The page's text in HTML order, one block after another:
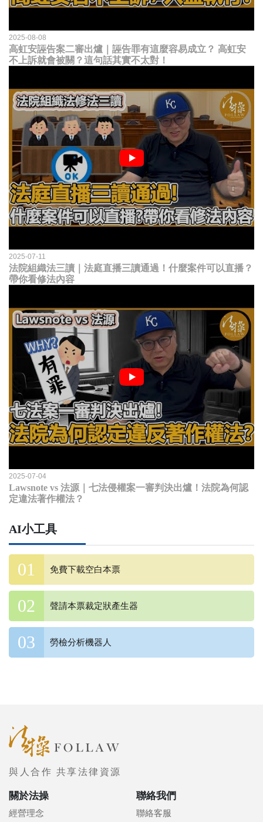
2025-08-08
高虹安誣告案二審出爐｜誣告罪有這麼容易成立？ 高虹安
不上訴就會被關？這句話其實不太對！
2025-07-11
法院組織法三讀｜法庭直播三讀通過！什麼案件可以直播？
帶你看修法內容
2025-07-04
Lawsnote vs 法源｜七法侵權案一審判決出爐！法院為何認
定違法著作權法？
AI小工具
免費下載空白本票
聲請本票裁定狀產生器
勞檢分析機器人
與人合作 共享法律資源
關於法操
經營理念
聯絡我們
聯絡客服